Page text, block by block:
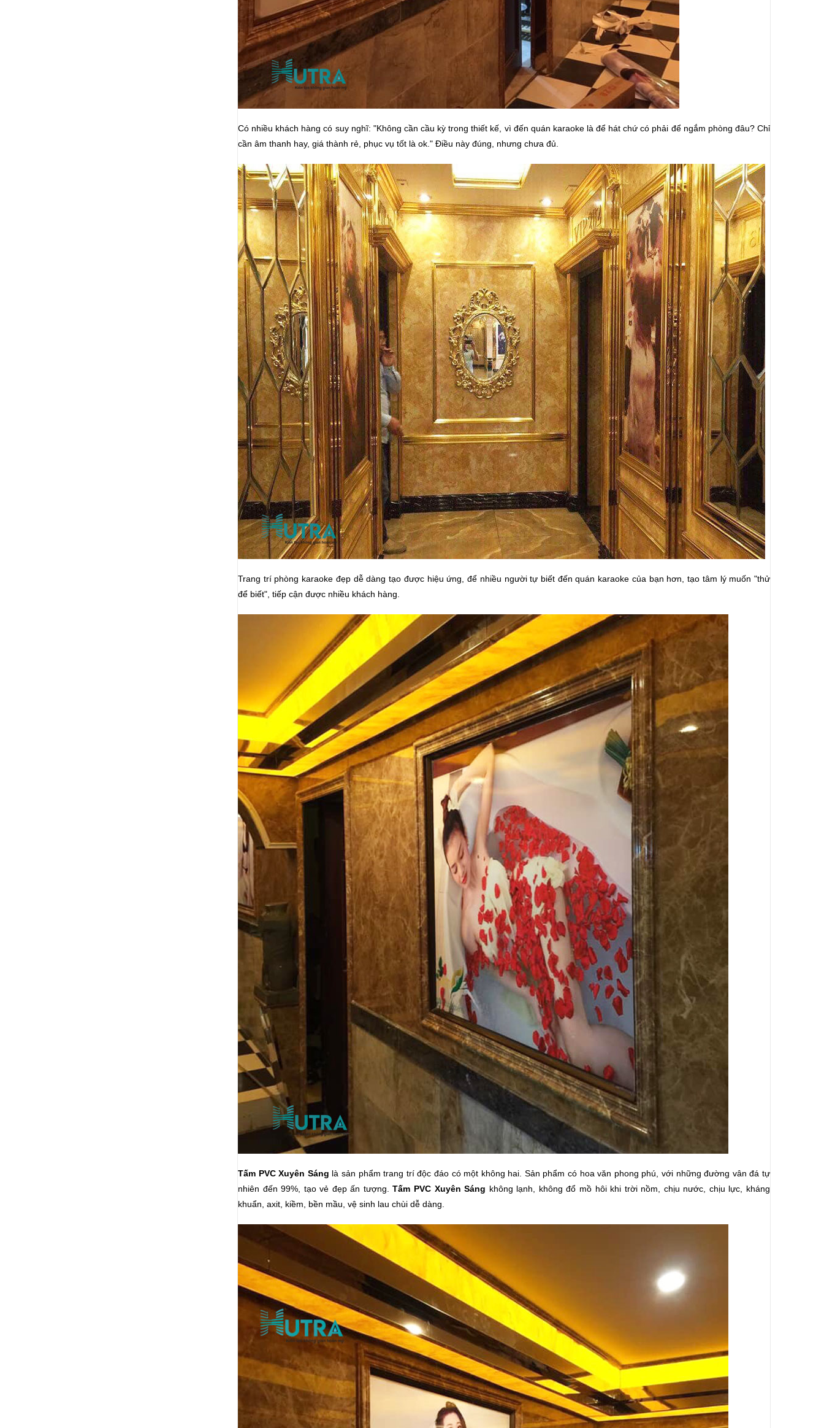
Có nhiều khách hàng có suy nghĩ: "Không cần cầu kỳ trong thiết kế, vì đến quán karaoke là để hát chứ có phải để ngắm phòng đâu? Chỉ
cần âm thanh hay, giá thành rẻ, phục vụ tốt là ok." Điều này đúng, nhưng chưa đủ.
Trang trí phòng karaoke đẹp dễ dàng tạo được hiệu ứng, để nhiều người tự biết đến quán karaoke của bạn hơn, tạo tâm lý muốn "thử
để biết", tiếp cận được nhiều khách hàng.
Tấm PVC Xuyên Sáng là sản phẩm trang trí độc đáo có một không hai. Sản phẩm có hoa văn phong phú, với những đường vân đá tự
nhiên đến 99%, tạo vẻ đẹp ấn tượng.Tấm PVC Xuyên Sáng không lạnh, không đổ mồ hôi khi trời nồm, chịu nước, chịu lực, kháng
khuẩn, axit, kiềm, bền mầu, vệ sinh lau chùi dễ dàng.